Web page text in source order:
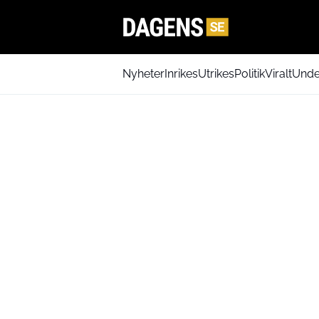
NyheterInrikesUtrikesPolitikViralt